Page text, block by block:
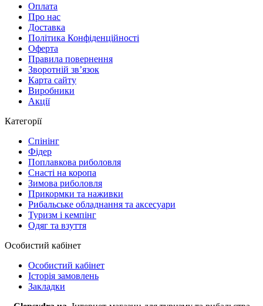
Оплата
Про нас
Доставка
Політика Конфіденційності
Оферта
Правила повернення
Зворотній зв’язок
Карта сайту
Виробники
Акції
Категорії
Спінінг
Фідер
Поплавкова риболовля
Снасті на коропа
Зимова риболовля
Прикормки та наживки
Рибальське обладнання та аксесуари
Туризм і кемпінг
Одяг та взуття
Особистий кабінет
Особистий кабінет
Історія замовлень
Закладки